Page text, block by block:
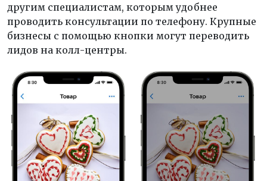
другим специалистам, которым удобнее
проводить консультации по телефону. Крупные
бизнесы с помощью кнопки могут переводить
лидов на колл-центры.